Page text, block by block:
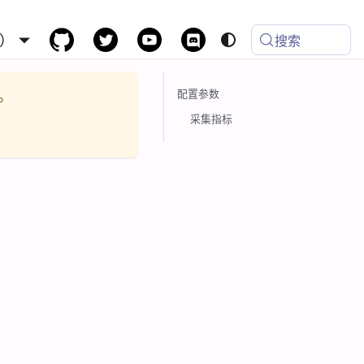
搜索
配置参数
采集指标